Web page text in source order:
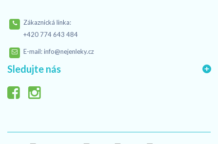
Zákaznická linka:
+420 774 643 484
E-mail:info@nejenleky.cz
Sledujte nás